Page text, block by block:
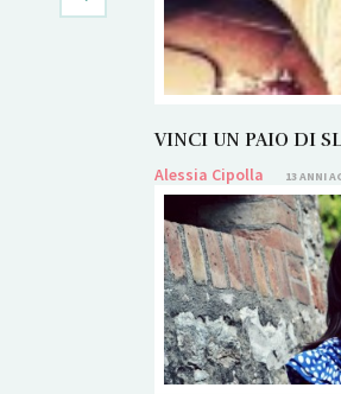
VINCI UN PAIO DI
Alessia Cipolla
13 ANNI